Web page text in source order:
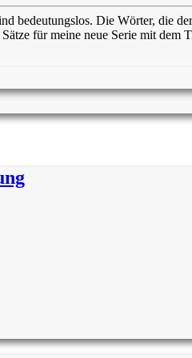
bedeutungslos. Die Wörter,
für meine neue Serie mit dem